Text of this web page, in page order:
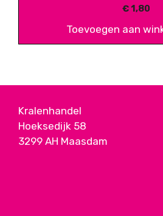
€1,80
Toevoegen aan
Kralenhandel
Hoeksedijk 58
3299 AH Maasdam